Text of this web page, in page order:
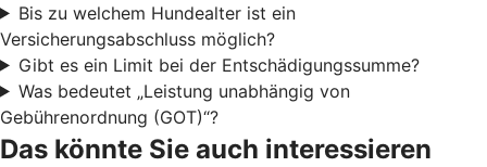
Bis zu welchem Hundealter ist ein
Versicherungsabschluss möglich?
Gibt es ein Limit bei der Entschädigungssumme?
Was bedeutet „Leistung unabhängig von
Gebührenordnung (GOT)“?
Das könnte Sie auch interessieren